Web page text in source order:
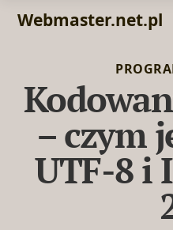
Webmaster.net.pl
– czym
UTF-8 i